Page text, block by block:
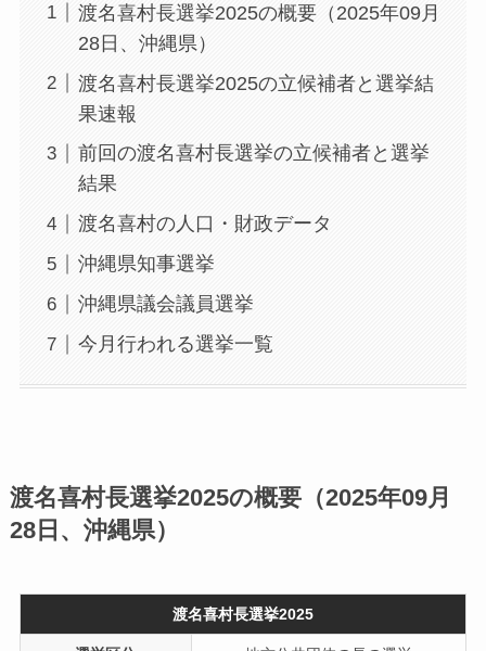
渡名喜村長選挙2025の概要（2025年09月
28日、沖縄県）
渡名喜村長選挙2025の立候補者と選挙結
果速報
前回の渡名喜村長選挙の立候補者と選挙
結果
渡名喜村の人口・財政データ
沖縄県知事選挙
沖縄県議会議員選挙
今月行われる選挙一覧
渡名喜村長選挙2025の概要（2025年09月
28日、沖縄県）
渡名喜村長選挙2025